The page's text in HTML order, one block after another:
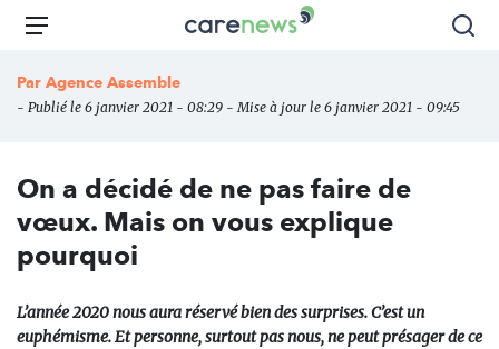
Aller
principal
Carenews,
des
l'engagement
Menu
Par Agence Assemble
- Publié le 6 janvier 2021 - 08:29 - Mise à jour le 6 janvier 2021 - 09:45
On a décidé de ne pas faire de
vœux. Mais on vous explique
pourquoi
L’année 2020 nous aura réservé bien des surprises. C’est un
euphémisme. Et personne, surtout pas nous, ne peut présager de ce